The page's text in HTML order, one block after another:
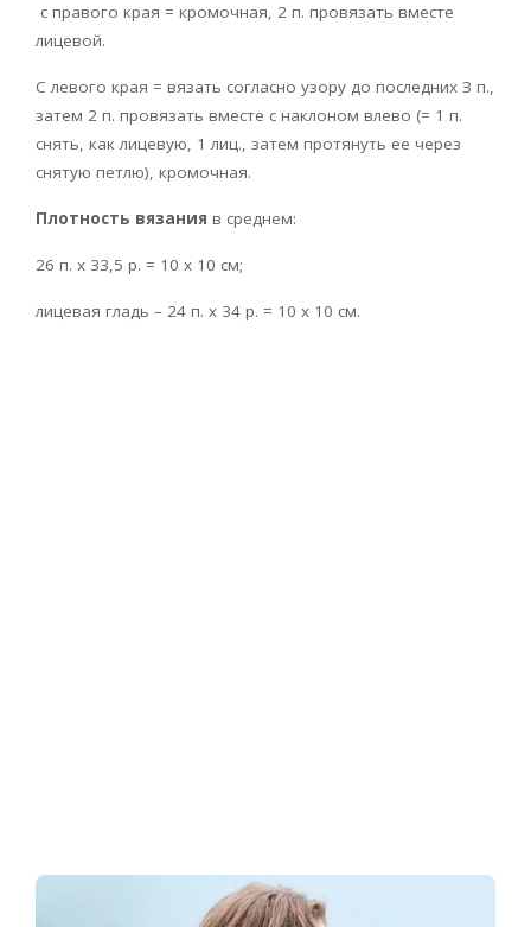
с правого края = кромочная, 2 п. провязать вместе
лицевой.
С левого края = вязать согласно узору до последних З п.,
затем 2 п. провязать вместе с наклоном влево (= 1 п.
снять, как лицевую, 1 лиц., затем протянуть ее через
снятую петлю), кромочная.
Плотность вязания в среднем:
26 п. х 33,5 р. = 10 х 10 см;
лицевая гладь – 24 п. х 34 р. = 10 х 10 см.